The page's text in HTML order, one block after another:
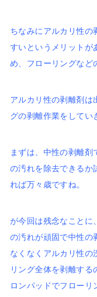
ちなみにアルカリ性の
すいというメリットが
め、フローリングなど
アルカリ性の剥離剤は
グの剥離作業をしてい
まずは、中性の剥離剤
の汚れを除去できるか
れば万々歳ですね。
が今回は残念なことに
の汚れが頑固で中性の
なくなくアルカリ性の
リング全体を剥離する
ロンパッドでフローリ